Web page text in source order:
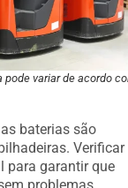
variar de acordo
baterias são
Verificar
para garantir que
sem problemas